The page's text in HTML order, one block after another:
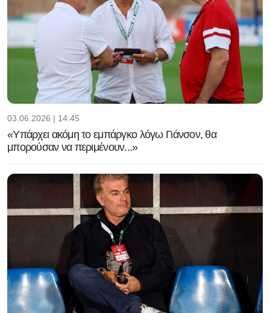
03.06.2026 | 14:45
«Υπάρχει ακόμη το εμπάργκο λόγω Γιάνσον, θα
μπορούσαν να περιμένουν...»